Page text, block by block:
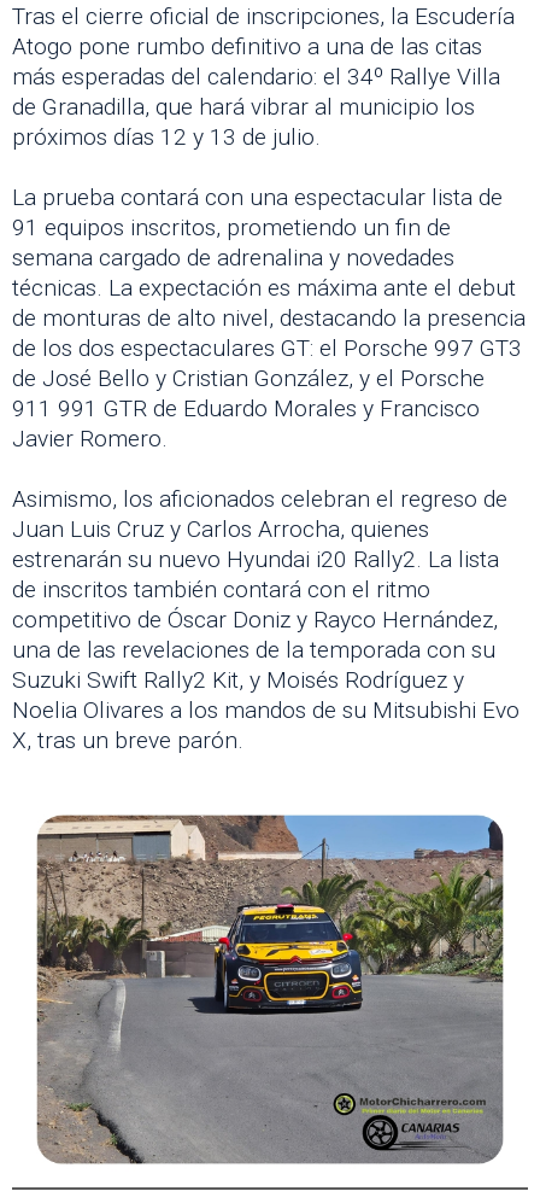
Tras el cierre oficial de inscripciones, la Escudería
Atogo pone rumbo definitivo a una de las citas
más esperadas del calendario: el 34º Rallye Villa
de Granadilla, que hará vibrar al municipio los
próximos días 12 y 13 de julio.
La prueba contará con una espectacular lista de
91 equipos inscritos, prometiendo un fin de
semana cargado de adrenalina y novedades
técnicas. La expectación es máxima ante el debut
de monturas de alto nivel, destacando la presencia
de los dos espectaculares GT: el Porsche 997 GT3
de José Bello y Cristian González, y el Porsche
911 991 GTR de Eduardo Morales y Francisco
Javier Romero.
Asimismo, los aficionados celebran el regreso de
Juan Luis Cruz y Carlos Arrocha, quienes
estrenarán su nuevo Hyundai i20 Rally2. La lista
de inscritos también contará con el ritmo
competitivo de Óscar Doniz y Rayco Hernández,
una de las revelaciones de la temporada con su
Suzuki Swift Rally2 Kit, y Moisés Rodríguez y
Noelia Olivares a los mandos de su Mitsubishi Evo
X, tras un breve parón.